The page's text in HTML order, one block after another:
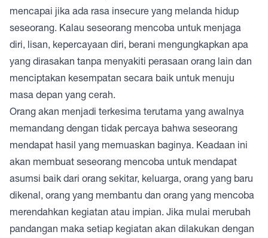
mencapai jika ada rasa insecure yang melanda hidup
seseorang. Kalau seseorang mencoba untuk menjaga
diri, lisan, kepercayaan diri, berani mengungkapkan apa
yang dirasakan tanpa menyakiti perasaan orang lain dan
menciptakan kesempatan secara baik untuk menuju
masa depan yang cerah.
Orang akan menjadi terkesima terutama yang awalnya
memandang dengan tidak percaya bahwa seseorang
mendapat hasil yang memuaskan baginya. Keadaan ini
akan membuat seseorang mencoba untuk mendapat
asumsi baik dari orang sekitar, keluarga, orang yang baru
dikenal, orang yang membantu dan orang yang mencoba
merendahkan kegiatan atau impian. Jika mulai merubah
pandangan maka setiap kegiatan akan dilakukan dengan